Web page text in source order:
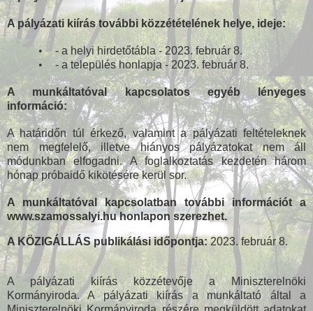
A pályázati kiírás további közzétételének helye, ideje:
•
- a helyi hirdetőtábla - 2023. február 8.
•
- a település honlapja - 2023. február 8.
A munkáltatóval kapcsolatos egyéb lényeges
információ:
A határidőn túl érkező, valamint a pályázati feltételeknek
nem megfelelő, illetve hiányos pályázatokat nem áll
módunkban elfogadni. A foglalkoztatás kezdetén három
hónap próbaidő kikötésére kerül sor.
A munkáltatóval kapcsolatban további információt a
www.szamossalyi.hu honlapon szerezhet.
A KÖZIGÁLLÁS publikálási időpontja:2023. február 8.
A pályázati kiírás közzétevője a Miniszterelnöki
Kormányiroda. A pályázati kiírás a munkáltató által a